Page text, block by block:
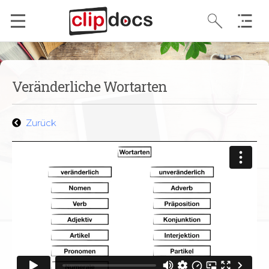
Veränderliche Wortarten
Zurück